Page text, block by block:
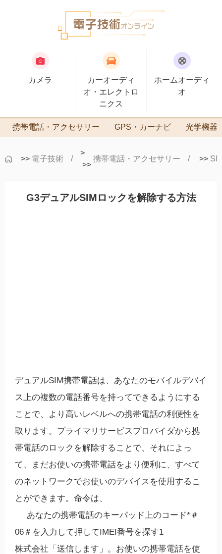
カメラ
カーオーディ
オ・エレクトロ
ニクス
ホームオーディ
オ
携帯電話・アクセサリー GPS・カーナビ 光学機器
>> 電子技術
>
>>
携帯電話・アクセサリー >>
G3デュアルSIMロックを解除する方法
デュアルSIM携帯電話は、あなたのモバイルデバイ
ス上の複数の電話番号を持ってできるようにする
ことで、より高いレベルへの携帯電話の利便性を
取ります。プライマリサービスプロバイダから携
帯電話のロックを解除することで、それによっ
て、まだお使いの携帯電話をより便利に、すべて
のネットワークでお使いのデバイスを使用するこ
とができます。命令は、
あなたの携帯電話のキーパッド上のコード*＃
06＃を入力して押してIMEI番号を探す1
株式会社「送信します」。お使いの携帯電話を使